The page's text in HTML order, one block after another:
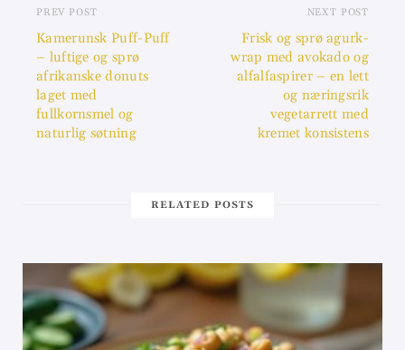
PREV POST
Kamerunsk Puff-Puff
– luftige og sprø
afrikanske donuts
laget med
fullkornsmel og
naturlig søtning
NEXT POST
Frisk og sprø agurk-
wrap med avokado og
alfalfaspirer – en lett
og næringsrik
vegetarrett med
kremet konsistens
RELATED POSTS